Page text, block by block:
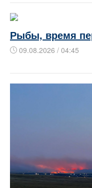
Рыбы, время
09.08.2026 / 04:45